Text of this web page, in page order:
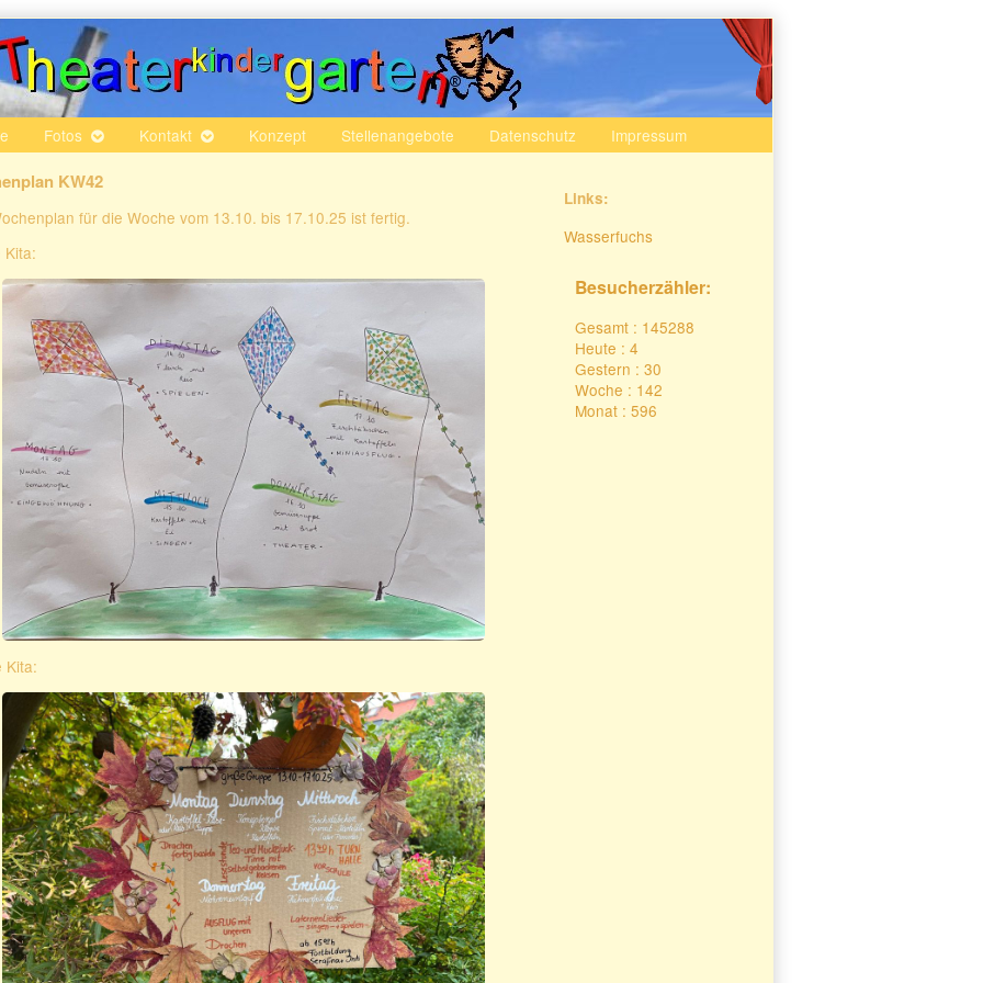
Fotos Kontakt Konzept Stellenangebote Datenschutz Impressum
KW42
für die Woche vom 13.10. bis 17.10.25 ist fertig.
Kita:
Kita:
Secondary
Sidebar
Links:
Wasserfuchs
Besucherzähler:
Gesamt : 145288
Heute : 4
Gestern : 30
Woche : 142
Monat : 596